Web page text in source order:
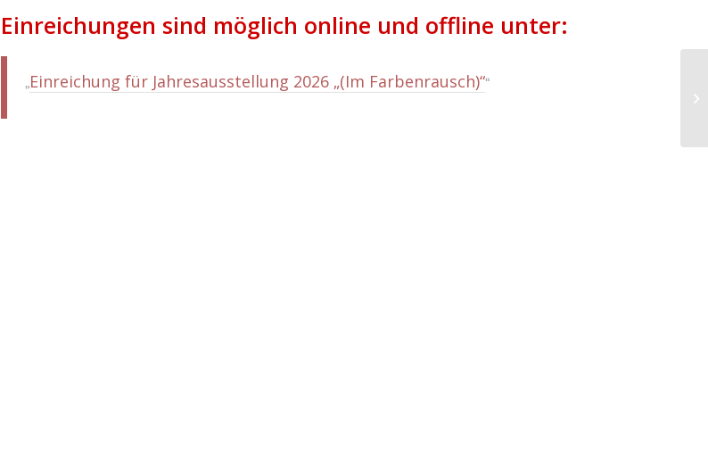
Einreichungen sind möglich online und offline unter:
Einreichung für Jahresausstellung 2026 „(Im Farbenrausch)“